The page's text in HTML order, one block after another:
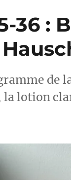
36 :
de
lotion